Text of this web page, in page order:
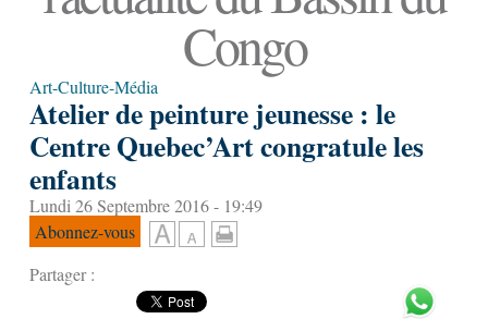
Congo
Art-Culture-Média
Atelier de peinture jeunesse : le
Centre Quebec’Art congratule les
enfants
Lundi 26 Septembre 2016 - 19:49
Abonnez-vous
Partager :